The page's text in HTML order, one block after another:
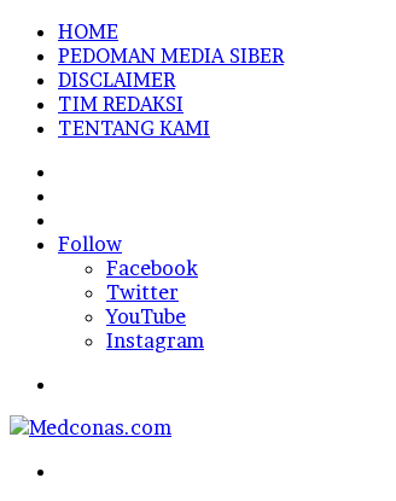
HOME
PEDOMAN MEDIA SIBER
DISCLAIMER
TIM REDAKSI
TENTANG KAMI
In
Follow
Facebook
Twitter
YouTube
Instagram